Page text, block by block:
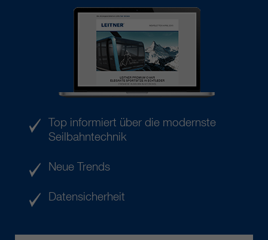
Top informiert über die modernste
Seilbahntechnik
Neue Trends
Datensicherheit